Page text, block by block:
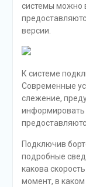
системы можно
версии.
К системе
Современные
слежение,
информировать
Подключив
подробные
какова
момент, в